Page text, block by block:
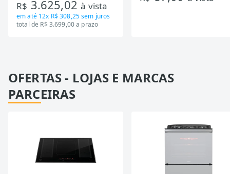
Bivolt
R$ 3.625,02à vista
em até 12x R$ 308,25sem juros
total de R$ 3.699,00 a prazo
OFERTAS - LOJAS E MARCAS
PARCEIRAS